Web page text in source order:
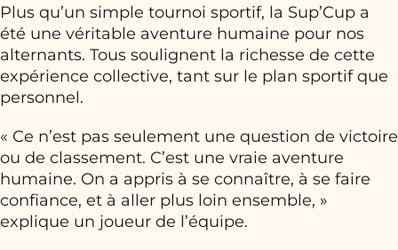
Plus qu’un simple tournoi sportif, la Sup’Cup a
été une véritable aventure humaine pour nos
alternants. Tous soulignent la richesse de cette
expérience collective, tant sur le plan sportif que
personnel.
« Ce n’est pas seulement une question de victoire
ou de classement. C’est une vraie aventure
humaine. On a appris à se connaître, à se faire
confiance, et à aller plus loin ensemble, »
explique un joueur de l’équipe.